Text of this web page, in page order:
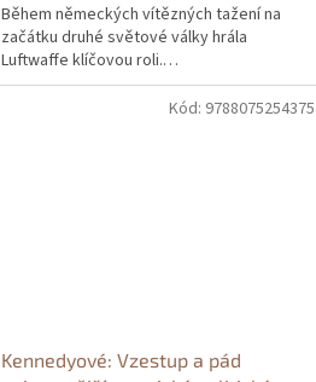
Během německých vítězných tažení na
začátku druhé světové války hrála
Luftwaffe klíčovou roli.…
Kennedyové: Vzestup a pád
Kód: 9788075254375